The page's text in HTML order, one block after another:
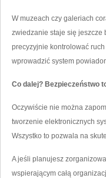
W muzeach czy galeriach
zwiedzanie staje się jeszcze
precyzyjnie kontrolować
wprowadzić system
Co dalej? Bezpieczeństwo
Oczywiście nie można
tworzenie elektronicznych
Wszystko to pozwala na
A jeśli planujesz
wspierającym całą